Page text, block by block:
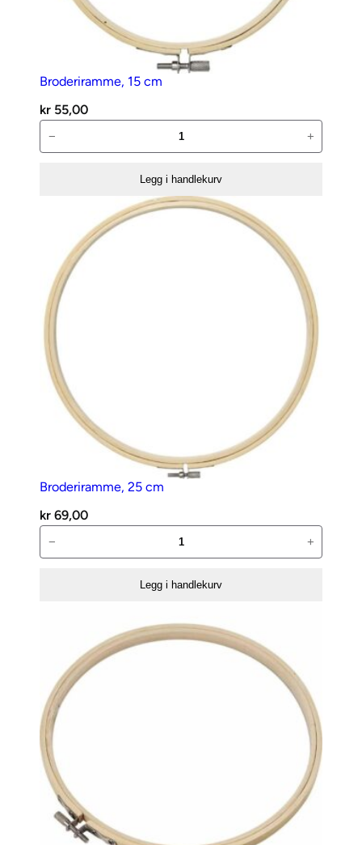
Broderiramme, 15 cm
kr 55,00
15
− +
Legg i handlekurv
Broderiramme, 25 cm
kr 69,00
25
− +
Legg i handlekurv